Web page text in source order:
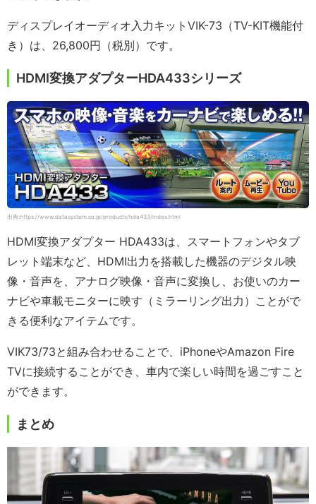
ディスプレイオーディオ入力キットVIK-73（TV-KIT機能付
き）は、26,800円（税別）です。
HDMI変換アダプターHDA433シリーズ
出典:https://www.datasystem.co.jp/products/hda433/index.html
HDMI変換アダプター HDA433は、スマートフォンやタブ
レット端末など、HDMI出力を搭載した機器のデジタル映
像・音声を、アナログ映像・音声に変換し、お使いのカー
ナビや車載モニターに映す（ミラーリング出力）ことがで
きる便利なアイテムです。
VIK73/73と組み合わせることで、iPhoneやAmazon Fire
TVに接続することができ、車内で楽しい時間を過ごすこと
ができます。
まとめ